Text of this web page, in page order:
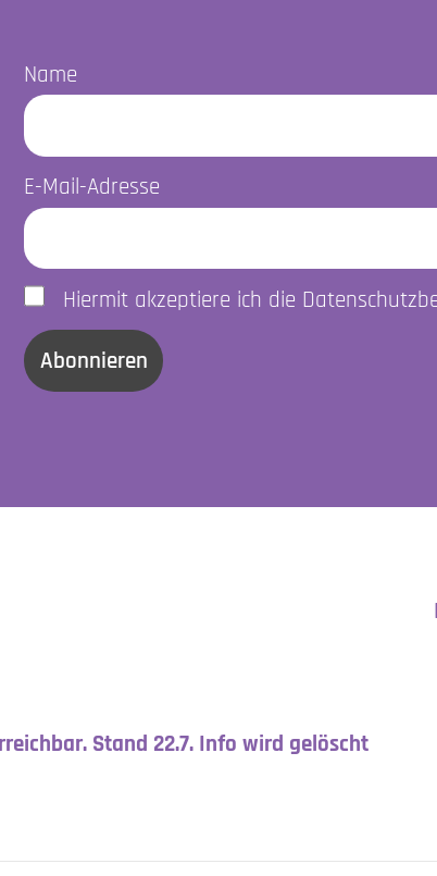
Name
E-Mail-Adresse
Hiermit akzeptiere ich die
Stand 22.7. Info wird gelöscht